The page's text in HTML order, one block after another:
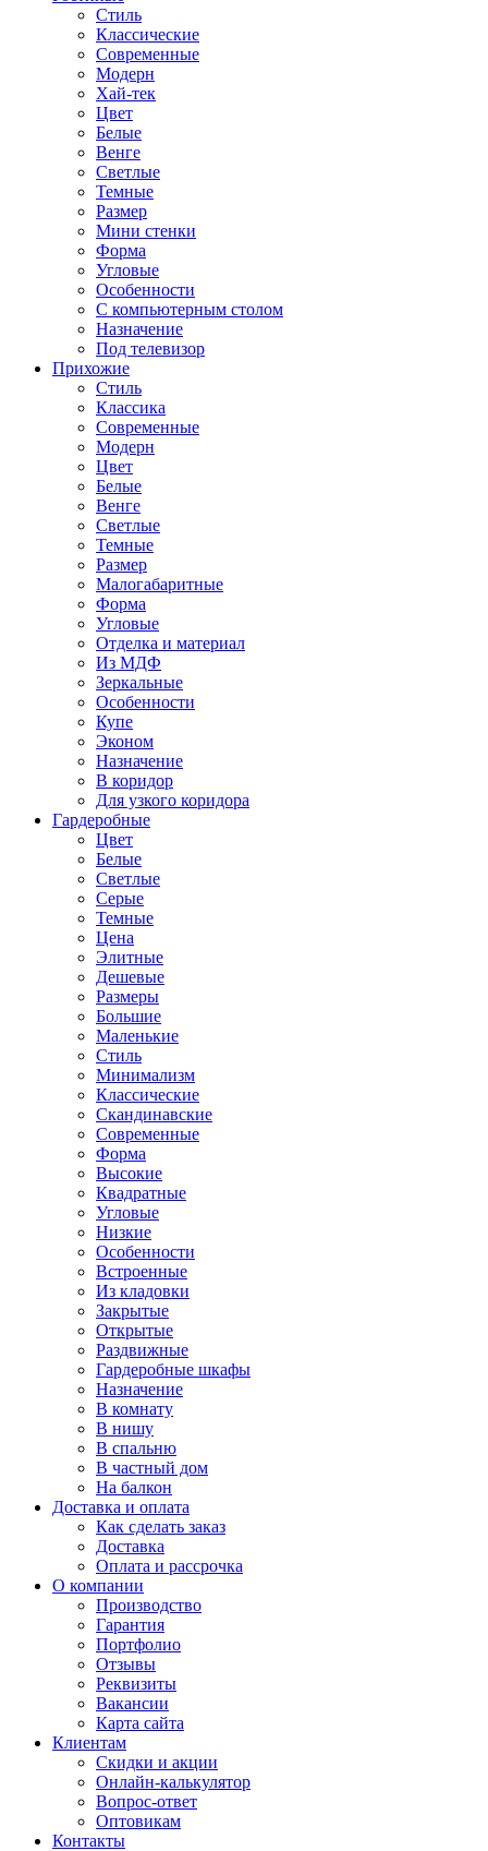
Стиль
Классические
Современные
Модерн
Хай-тек
Цвет
Белые
Венге
Светлые
Темные
Размер
Мини стенки
Форма
Угловые
Особенности
С компьютерным столом
Назначение
Под телевизор
Прихожие
Стиль
Классика
Современные
Модерн
Цвет
Белые
Венге
Светлые
Темные
Размер
Малогабаритные
Форма
Угловые
Отделка и материал
Из МДФ
Зеркальные
Особенности
Купе
Эконом
Назначение
В коридор
Для узкого коридора
Гардеробные
Цвет
Белые
Светлые
Серые
Темные
Цена
Элитные
Дешевые
Размеры
Большие
Маленькие
Стиль
Минимализм
Классические
Скандинавские
Современные
Форма
Высокие
Квадратные
Угловые
Низкие
Особенности
Встроенные
Из кладовки
Закрытые
Открытые
Раздвижные
Гардеробные шкафы
Назначение
В комнату
В нишу
В спальню
В частный дом
На балкон
Доставка и оплата
Как сделать заказ
Доставка
Оплата и рассрочка
О компании
Производство
Гарантия
Портфолио
Отзывы
Реквизиты
Вакансии
Карта сайта
Клиентам
Скидки и акции
Онлайн-калькулятор
Вопрос-ответ
Оптовикам
Контакты